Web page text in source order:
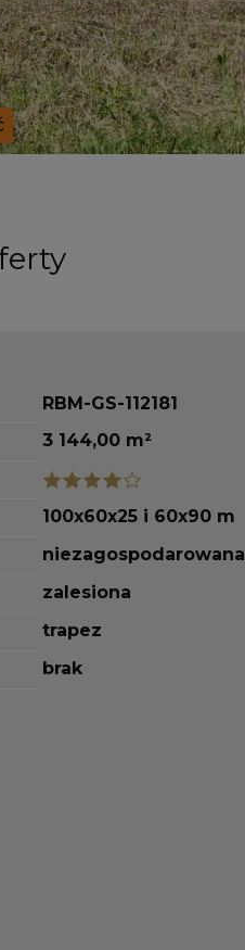
RBM-GS-112181
3 144,00 m²
100x60x25 i 60x90 m
niezagospodarowana
zalesiona
trapez
brak